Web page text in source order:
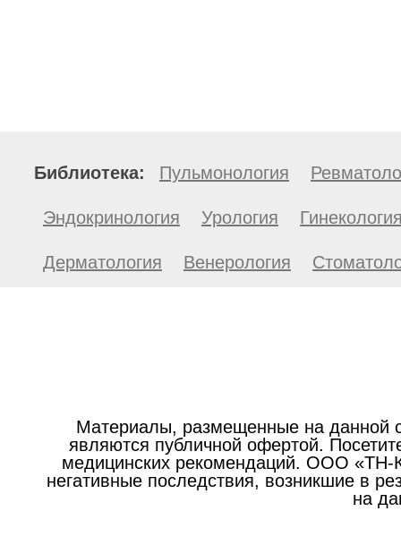
Библиотека: Пульмонология
Эндокринология Урология
Дерматология Венерология
Материалы, размещенные на данной
являются публичной офертой.
медицинских рекомендаций. ООО «ТН-
негативные последствия, возникшие в
на